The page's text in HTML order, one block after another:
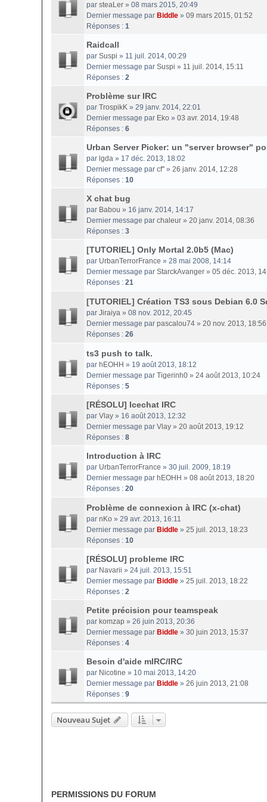
par steaLer » 08 mars 2015, 20:49
Dernier message par Biddle » 09 mars 2015, 01:52
Réponses : 1
Raidcall
par Suspi » 11 juil. 2014, 00:29
Dernier message par Suspi » 11 juil. 2014, 15:11
Réponses : 2
Problème sur IRC
par TrospikK » 29 janv. 2014, 22:01
Dernier message par Eko » 03 avr. 2014, 19:48
Réponses : 6
Urban Server Picker: un "server browser"
par lgda » 17 déc. 2013, 18:02
Dernier message par cf'' » 26 janv. 2014, 12:28
Réponses : 10
X chat bug
par Babou » 16 janv. 2014, 14:17
Dernier message par chaleur » 20 janv. 2014, 08:36
Réponses : 3
[TUTORIEL] Only Mortal 2.0b5 (Mac)
par UrbanTerrorFrance » 28 mai 2008, 14:14
Dernier message par StarckAvanger » 05 déc. 2013,
Réponses : 21
[TUTORIEL] Création TS3 sous Debian 6.0
par Jiraiya » 08 nov. 2012, 20:45
Dernier message par pascalou74 » 20 nov. 2013, 18:56
Réponses : 26
ts3 push to talk.
par hEOHH » 19 août 2013, 18:12
Dernier message par Tigerinh0 » 24 août 2013, 10:24
Réponses : 5
[RÉSOLU] Icechat IRC
par Vlay » 16 août 2013, 12:32
Dernier message par Vlay » 20 août 2013, 19:12
Réponses : 8
Introduction à IRC
par UrbanTerrorFrance » 30 juil. 2009, 18:19
Dernier message par hEOHH » 08 août 2013, 18:20
Réponses : 20
Problème de connexion à IRC (x-chat)
par nKo » 29 avr. 2013, 16:11
Dernier message par Biddle » 25 juil. 2013, 18:23
Réponses : 10
[RÉSOLU] probleme IRC
par Navarii » 24 juil. 2013, 15:51
Dernier message par Biddle » 25 juil. 2013, 18:22
Réponses : 2
Petite précision pour teamspeak
par komzap » 26 juin 2013, 20:36
Dernier message par Biddle » 30 juin 2013, 15:37
Réponses : 4
Besoin d'aide mIRC/IRC
par Nicotine » 10 mai 2013, 14:20
Dernier message par Biddle » 26 juin 2013, 21:08
Réponses : 9
Nouveau Sujet
PERMISSIONS DU FORUM